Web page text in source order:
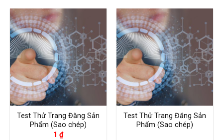
Test Thử Trang Đăng Sản
Phẩm (Sao chép)
1 ₫
Test Thử Trang Đăng Sản
Phẩm (Sao chép)